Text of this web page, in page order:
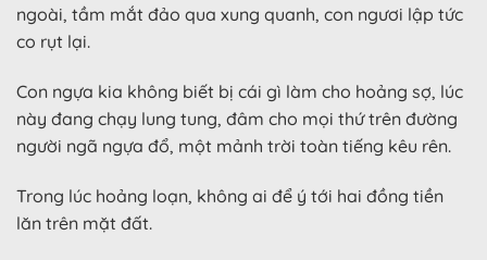
ngoài, tầm mắt đảo qua xung quanh, con ngươi lập tức
co rụt lại.
Con ngựa kia không biết bị cái gì làm cho hoảng sợ, lúc
này đang chạy lung tung, đâm cho mọi thứ trên đường
người ngã ngựa đổ, một mảnh trời toàn tiếng kêu rên.
Trong lúc hoảng loạn, không ai để ý tới hai đồng tiền
lăn trên mặt đất.